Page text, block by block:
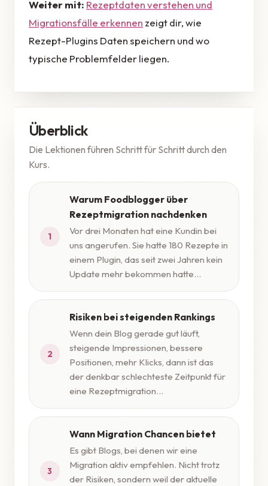
Weiter mit: Rezeptdaten verstehen und
Migrationsfälle erkennen zeigt dir, wie
Rezept-Plugins Daten speichern und wo
typische Problemfelder liegen.
Überblick
Die Lektionen führen Schritt für Schritt durch den
Kurs.
1
Warum Foodblogger über
Rezeptmigration nachdenken
Vor drei Monaten hat eine Kundin bei
uns angerufen. Sie hatte 180 Rezepte in
einem Plugin, das seit zwei Jahren kein
Update mehr bekommen hatte...
2
Risiken bei steigenden Rankings
Wenn dein Blog gerade gut läuft,
steigende Impressionen, bessere
Positionen, mehr Klicks, dann ist das
der denkbar schlechteste Zeitpunkt für
eine Rezeptmigration...
3
Wann Migration Chancen bietet
Es gibt Blogs, bei denen wir eine
Migration aktiv empfehlen. Nicht trotz
der Risiken, sondern weil der aktuelle